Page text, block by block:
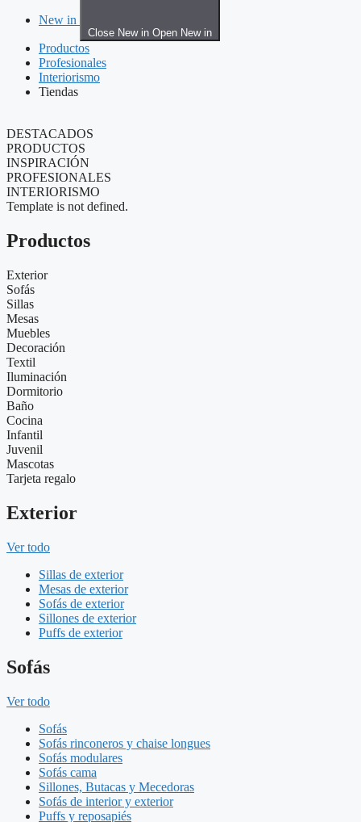
New in
Close New in Open New in
Productos
Profesionales
Interiorismo
Tiendas
DESTACADOS
PRODUCTOS
INSPIRACIÓN
PROFESIONALES
INTERIORISMO
Template is not defined.
Productos
Exterior
Sofás
Sillas
Mesas
Muebles
Decoración
Textil
Iluminación
Dormitorio
Baño
Cocina
Infantil
Juvenil
Mascotas
Tarjeta regalo
Exterior
Ver todo
Sillas de exterior
Mesas de exterior
Sofás de exterior
Sillones de exterior
Puffs de exterior
Sofás
Ver todo
Sofás
Sofás rinconeros y chaise longues
Sofás modulares
Sofás cama
Sillones, Butacas y Mecedoras
Sofás de interior y exterior
Puffs y reposapiés